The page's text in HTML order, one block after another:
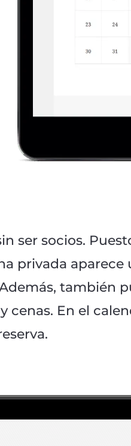
ser socios.
privada
también
cenas. En el